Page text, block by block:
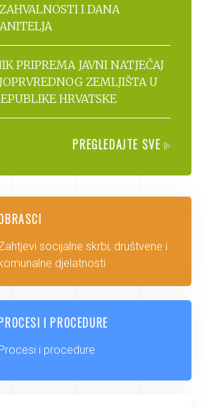
I DANA
PRIPREMA JAVNI NATJEČAJ
ZEMLJIŠTA U
HRVATSKE
PREGLEDAJTE SVE
socijalne skrbi, društvene i
djelatnosti
I PROCEDURE
i procedure